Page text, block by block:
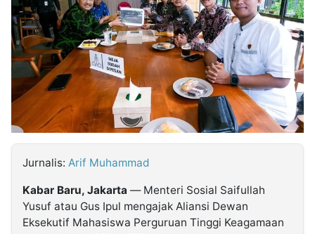
Partner
Insight
NTB
Suara
Time
Lens
IDN
Daily
Jogja
Jalan
Rakyat
Idealita
News
Kita
Notice
Dinamikapost.com
Radar
Baru
Seedbacklink
Follow
Kabarbaru
Jurnalis: Arif Muhammad
Kabar Baru, Jakarta — Menteri Sosial Saifullah
Yusuf atau Gus Ipul mengajak Aliansi Dewan
Eksekutif Mahasiswa Perguruan Tinggi Keagamaan